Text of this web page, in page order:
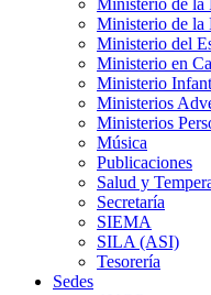
Ministerio de la
Ministerio de la
Ministerio del
Ministerio en
Ministerio
Ministerios
Ministerios
Música
Publicaciones
Salud y
Secretaría
SIEMA
SILA (ASI)
Tesorería
Sedes